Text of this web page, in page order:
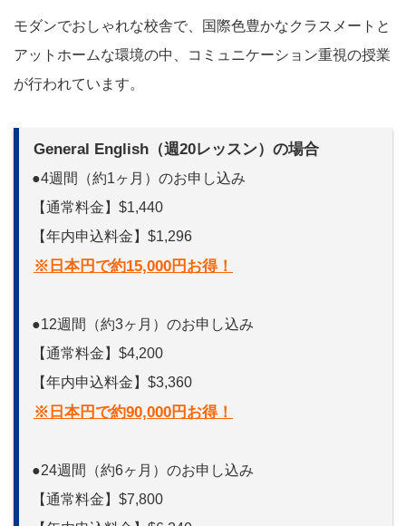
モダンでおしゃれな校舎で、国際色豊かなクラスメートと
アットホームな環境の中、コミュニケーション重視の授業
が行われています。
General English（週20レッスン）の場合
●4週間（約1ヶ月）のお申し込み
【通常料金】$1,440
【年内申込料金】$1,296
※日本円で約15,000円お得！
●12週間（約3ヶ月）のお申し込み
【通常料金】$4,200
【年内申込料金】$3,360
※日本円で約90,000円お得！
●24週間（約6ヶ月）のお申し込み
【通常料金】$7,800